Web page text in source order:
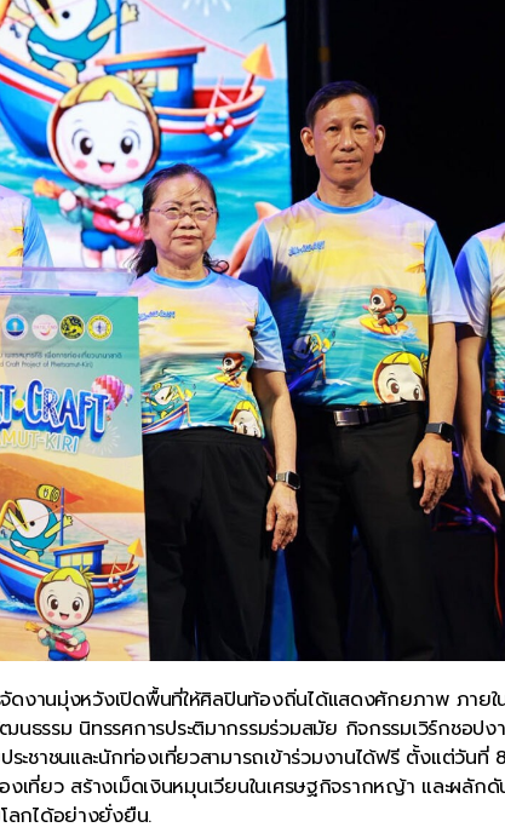
ดงานมุ่งหวังเปิดพื้นที่ให้ศิลปินท้องถิ่นได้แสดงศักยภาพ ภายใ
รรม นิทรรศการประติมากรรมร่วมสมัย กิจกรรมเวิร์กชอปงา
ชาชนและนักท่องเที่ยวสามารถเข้าร่วมงานได้ฟรี ตั้งแต่วันที่ 8
ที่ยว สร้างเม็ดเงินหมุนเวียนในเศรษฐกิจรากหญ้า และผลักดั
ลกได้อย่างยั่งยืน.